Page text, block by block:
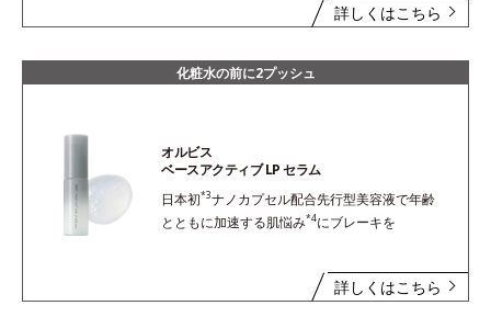
詳しくはこちら
化粧水の前に2プッシュ
オルビス
ベースアクティブ LP セラム
日本初*3ナノカプセル配合先行型美容液で年齢
とともに加速する肌悩み*4にブレーキを
詳しくはこちら